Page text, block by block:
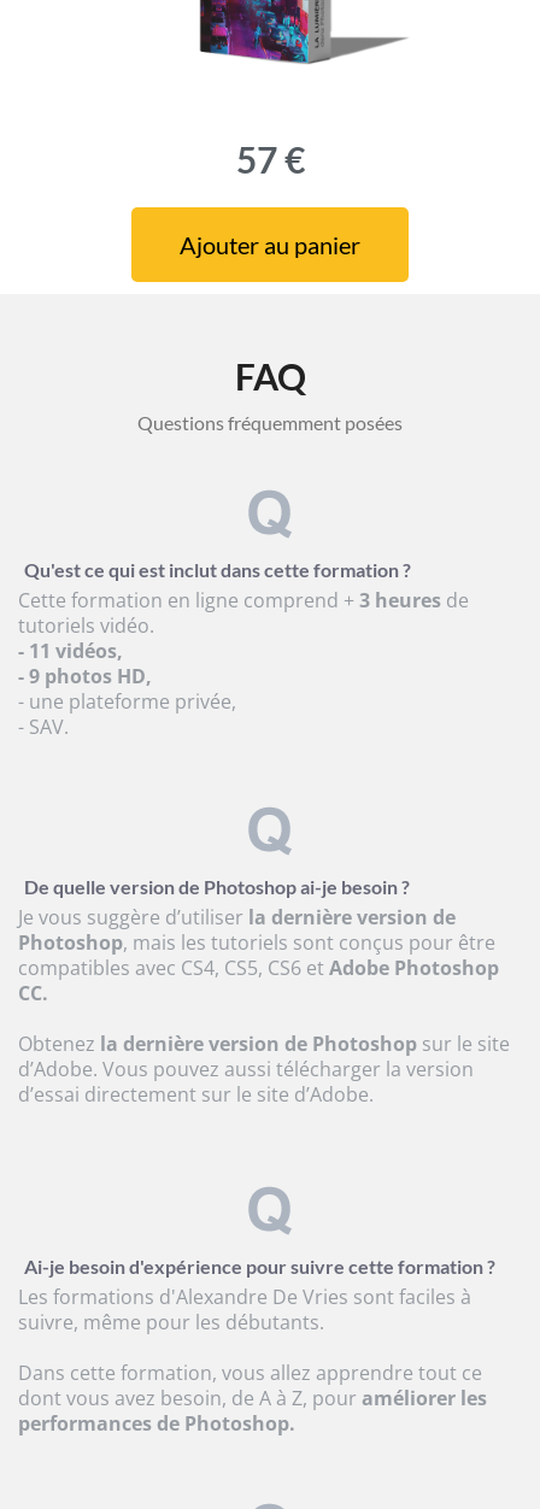
57 €
Ajouter au panier
FAQ
Questions fréquemment posées
Qu'est ce qui est inclut dans cette formation ?
Cette formation en ligne comprend +3 heures de
tutoriels vidéo.
- 11 vidéos,
- 9 photos HD,
- une plateforme privée,
- SAV.
De quelle version de Photoshop ai-je besoin ?
Je vous suggère d’utiliser la dernière version de
Photoshop, mais les tutoriels sont conçus pour être
compatibles avec CS4, CS5, CS6 etAdobe Photoshop
CC.
Obtenez la dernière version de Photoshop sur le site
d’Adobe. Vous pouvez aussi télécharger la version
d’essai directement sur le site d’Adobe.
Ai-je besoin d'expérience pour suivre cette formation ?
Les formations d'Alexandre De Vries sont faciles à
suivre, même pour les débutants.
Dans cette formation, vous allez apprendre tout ce
dont vous avez besoin, de A à Z, pour améliorer les
performances de Photoshop.